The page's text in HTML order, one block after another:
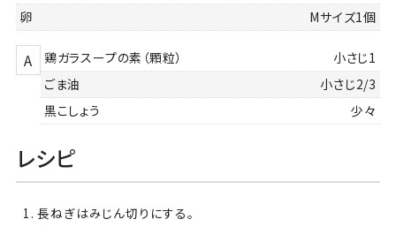
卵
Mサイズ1個
A 鶏ガラスープの素（顆粒）
小さじ1
ごま油
小さじ2/3
黒こしょう
少々
レシピ
1. 長ねぎはみじん切りにする。